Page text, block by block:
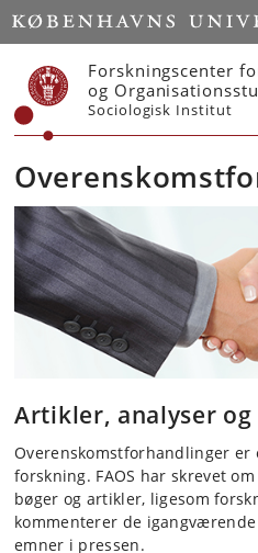
Start
Forskningscenter
og
Sociologisk Institut
Artikler, analyser
Overenskomstforhandlinger er
forskning. FAOS har skrevet
bøger og artikler, ligesom
kommenterer de
emner i pressen.